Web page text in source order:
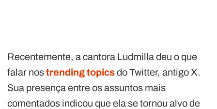
Recentemente, a cantora Ludmilla deu o que
falar nostrending topicsdo Twitter, antigo X.
Sua presença entre os assuntos mais
comentados indicou que ela se tornou alvo de